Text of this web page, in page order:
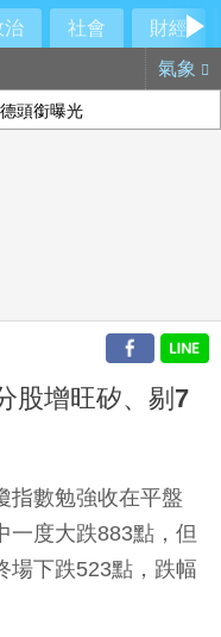
治 社會
財經
氣象
頭銜曝光
股增旺矽、剔7
指數勉強收在平盤
一度大跌883點，但
場下跌523點，跌幅